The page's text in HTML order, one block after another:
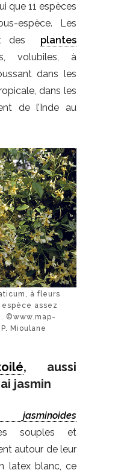
que 11 espèces
espèce. Les
des plantes
volubiles, à
dans les
dans les
de l’Inde au
à fleurs
assez
©www.map-
Mioulane
, aussi
jasmin
jasminoides
souples et
autour de leur
latex blanc, ce